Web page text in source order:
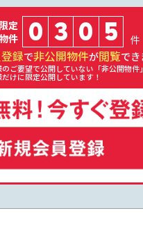
定
件
0 3 0 5 件
録で非公開物件が閲覧でき
のご要望で公開していない「非公開物件
けに限定公開しています！